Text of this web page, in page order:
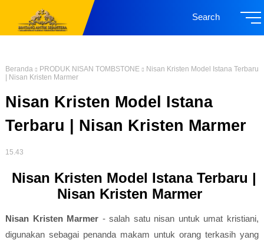
Search
Beranda PRODUK NISAN TOMBSTONE
Nisan Kristen Model Istana Terbaru
| Nisan Kristen Marmer
Nisan Kristen Model Istana
Terbaru | Nisan Kristen Marmer
15.43
Nisan Kristen Model Istana Terbaru |
Nisan Kristen Marmer
Nisan Kristen Marmer - salah satu nisan untuk umat kristiani,
digunakan sebagai penanda makam untuk orang terkasih yang